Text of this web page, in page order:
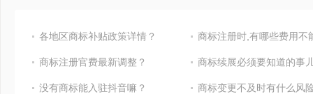
各地区商标补贴政策详情？
商标注册官费最新调整？ 商标续展必须要知道的事
没有商标能入驻抖音嘛？ 商标变更不及时有什么风